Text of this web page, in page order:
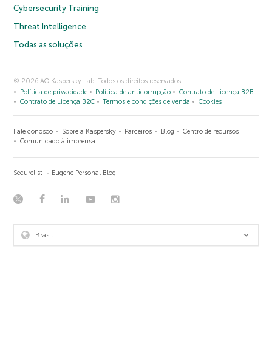
Cybersecurity Training
Threat Intelligence
Todas as soluções
© 2026 AO Kaspersky Lab. Todos os direitos reservados.
Política de privacidade
Política de anticorrupção
Contrato de Licença B2B
Contrato de Licença B2C
Termos e condições de venda Cookies
Fale conosco Sobre a Kaspersky Parceiros Blog
Centro de recursos
Comunicado à imprensa
Securelist Eugene Personal Blog
Brasil